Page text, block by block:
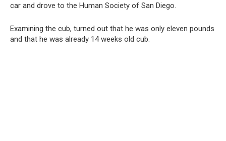
car and drove to the Human Society of San Diego.
Examining the cub, turned out that he was only eleven pounds
and that he was already 14 weeks old cub.